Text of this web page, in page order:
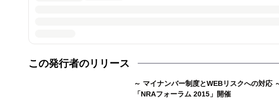
この発行者のリリース
～ マイナンバー制度とWEBリスクへの対
「NRAフォーラム 2015」開催